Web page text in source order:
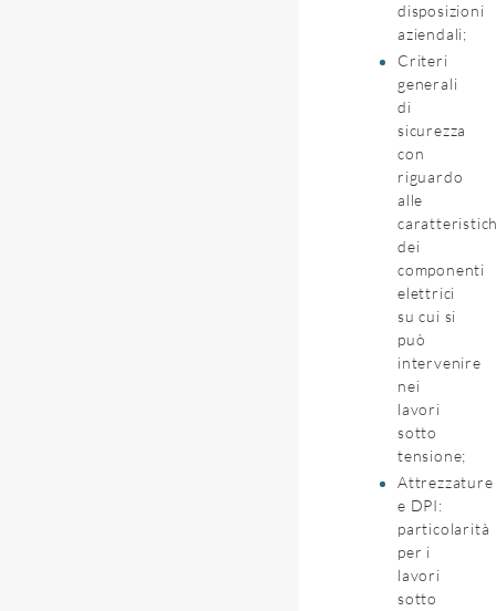
disposizioni
aziendali;
Criteri
generali
di
sicurezza
con
riguardo
alle
dei
componenti
elettrici
su cui si
può
intervenire
nei
lavori
sotto
tensione;
Attrezzature
e DPI:
particolarità
per i
lavori
sotto